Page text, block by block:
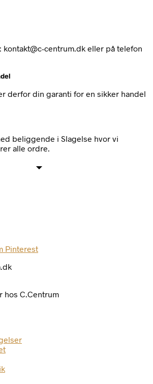
kontakt@c-centrum.dk eller på telefon
derfor din garanti for en sikker handel
beliggende i Slagelse hvor vi
alle ordre.
Pinterest